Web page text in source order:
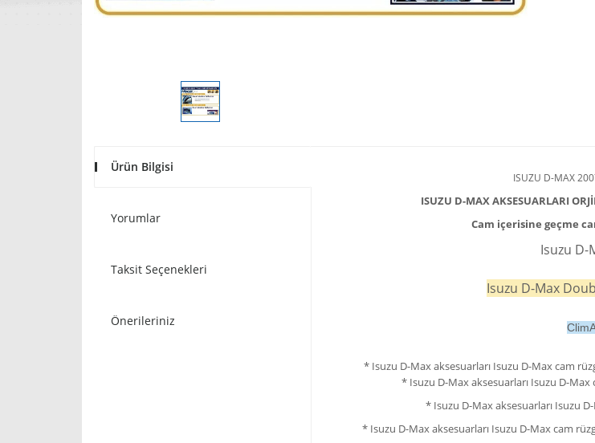
Ürün Bilgisi
Yorumlar
Taksit Seçenekleri
Önerileriniz
ISUZU D-MAX
ISUZU D-MAX AKSESUARLARI
Cam içerisine geçme
Isuzu D-
Isuzu D-Max
* Isuzu D-Max aksesuarları Isuzu D-Maxcam
* Isuzu D-Max aksesuarları Isuzu D-Max
* Isuzu D-Max aksesuarları Isuzu
* Isuzu D-Max aksesuarları Isuzu D-Maxcam